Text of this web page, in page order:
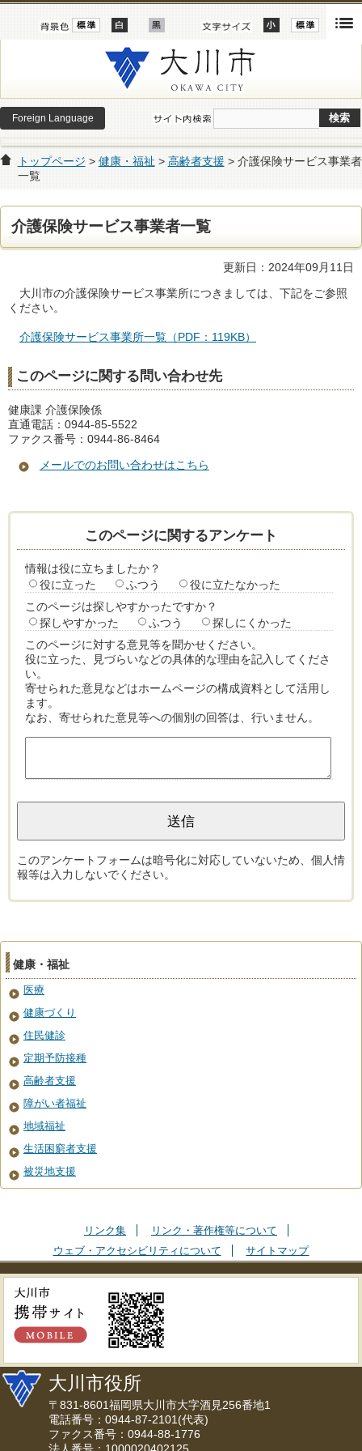
Foreign Language
トップページ > 健康・福祉 > 高齢者支援 > 介護保険サービス事業者
一覧
介護保険サービス事業者一覧
更新日：2024年09月11日
大川市の介護保険サービス事業所につきましては、下記をご参照
ください。
介護保険サービス事業所一覧（PDF：119KB）
このページに関する問い合わせ先
健康課 介護保険係
直通電話：0944-85-5522
ファクス番号：0944-86-8464
メールでのお問い合わせはこちら
このページに関するアンケート
情報は役に立ちましたか？
役に立った
ふつう
役に立たなかった
このページは探しやすかったですか？
探しやすかった
ふつう
探しにくかった
このページに対する意見等を聞かせください。
役に立った、見づらいなどの具体的な理由を記入してくださ
い。
寄せられた意見などはホームページの構成資料として活用し
ます。
なお、寄せられた意見等への個別の回答は、行いません。
このアンケートフォームは暗号化に対応していないため、個人情
報等は入力しないでください。
健康・福祉
医療
健康づくり
住民健診
定期予防接種
高齢者支援
障がい者福祉
地域福祉
生活困窮者支援
被災地支援
リンク集
リンク・著作権等について
ウェブ・アクセシビリティについて
サイトマップ
大川市役所
〒831-8601福岡県大川市大字酒見256番地1
電話番号：0944-87-2101(代表)
ファクス番号：0944-88-1776